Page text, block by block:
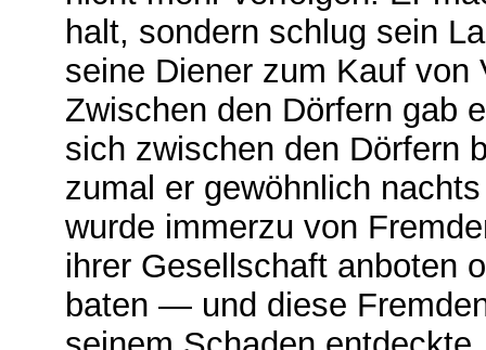
halt, sondern schlug sein
seine Diener zum Kauf
Zwischen den Dörfern gab
sich zwischen den Dörfern
zumal er gewöhnlich
wurde immerzu von
ihrer Gesellschaft anboten
baten — und diese